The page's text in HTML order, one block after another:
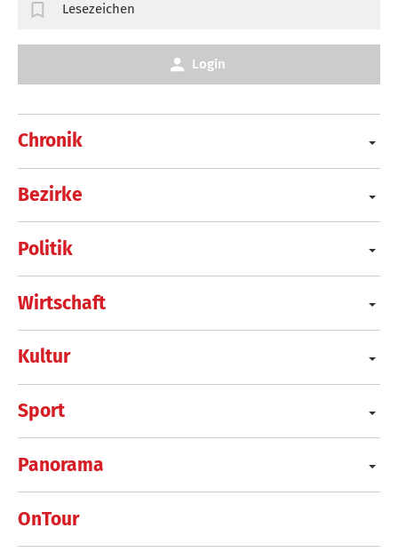
Chronik
Bezirke
Politik
Wirtschaft
Kultur
Sport
Panorama
OnTour
Lesezeichen
Login